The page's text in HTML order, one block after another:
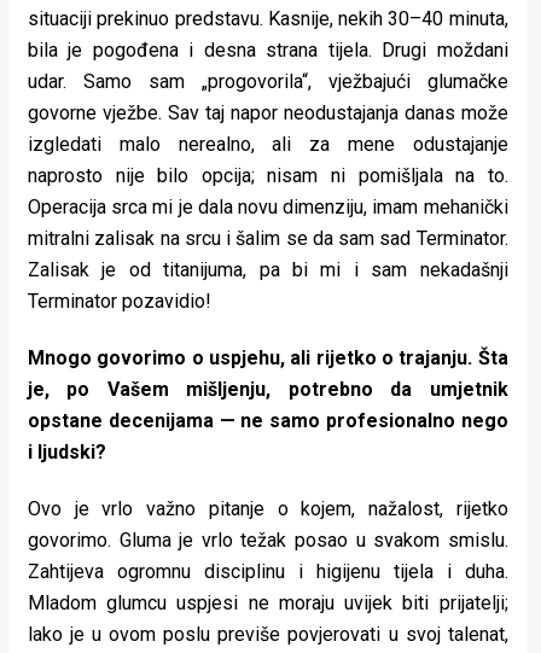
situaciji prekinuo predstavu. Kasnije, nekih 30–40 minuta,
bila je pogođena i desna strana tijela. Drugi moždani
udar. Samo sam „progovorila“, vježbajući glumačke
govorne vježbe. Sav taj napor neodustajanja danas može
izgledati malo nerealno, ali za mene odustajanje
naprosto nije bilo opcija; nisam ni pomišljala na to.
Operacija srca mi je dala novu dimenziju, imam mehanički
mitralni zalisak na srcu i šalim se da sam sad Terminator.
Zalisak je od titanijuma, pa bi mi i sam nekadašnji
Terminator pozavidio!
Mnogo govorimo o uspjehu, ali rijetko o trajanju. Šta
je, po Vašem mišljenju, potrebno da umjetnik
opstane decenijama — ne samo profesionalno nego
i ljudski?
Ovo je vrlo važno pitanje o kojem, nažalost, rijetko
govorimo. Gluma je vrlo težak posao u svakom smislu.
Zahtijeva ogromnu disciplinu i higijenu tijela i duha.
Mladom glumcu uspjesi ne moraju uvijek biti prijatelji;
lako je u ovom poslu previše povjerovati u svoj talenat,